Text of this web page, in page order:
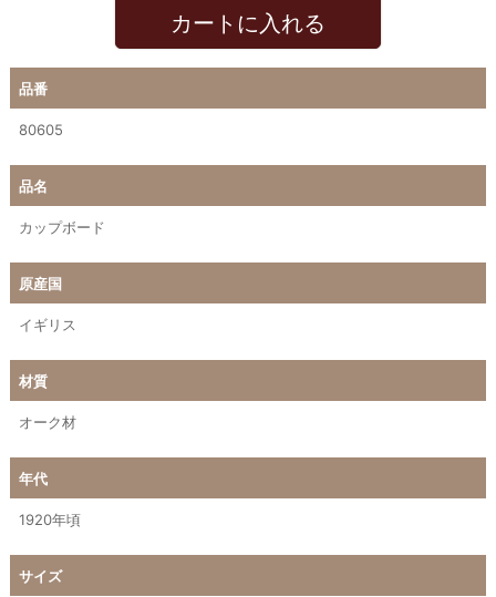
カートに入れる
品番
80605
品名
カップボード
原産国
イギリス
材質
オーク材
年代
1920年頃
サイズ